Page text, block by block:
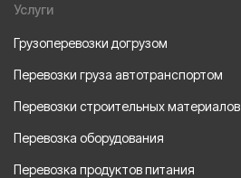
Услуги
Грузоперевозки догрузом
Перевозки груза автотранспортом
Перевозки строительных материалов
Перевозка оборудования
Перевозка продуктов питания